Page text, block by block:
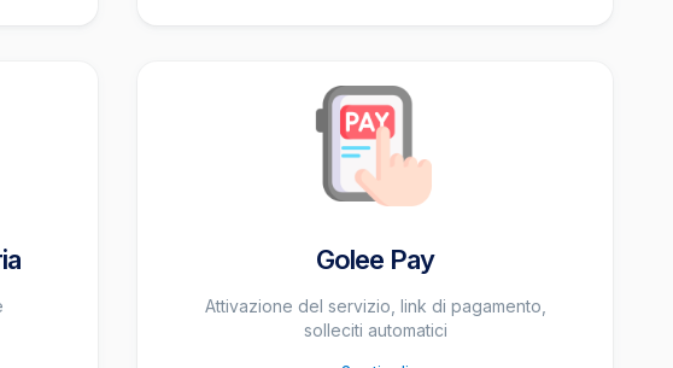
Golee Pay
Attivazione del servizio, link di pagamento,
solleciti automatici